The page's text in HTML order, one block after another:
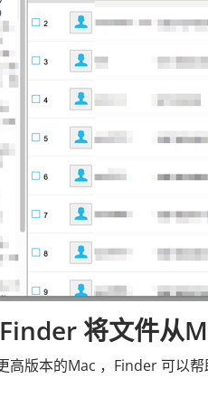
将文件从
版本的Mac ，Finder 可以